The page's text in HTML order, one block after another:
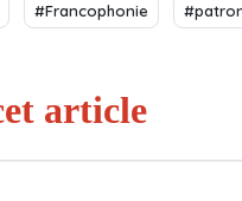
#Francophonie